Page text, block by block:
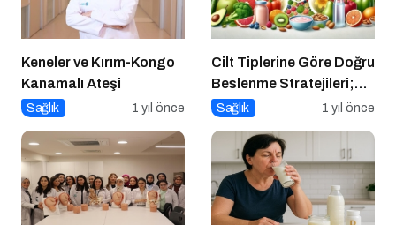
Keneler ve Kırım-Kongo
Kanamalı Ateşi
Sağlık 1 yıl önce
Cilt Tiplerine Göre Doğru
Beslenme Stratejileri;
Genç ve Parlak Cilt İçin
Sağlık 1 yıl önce